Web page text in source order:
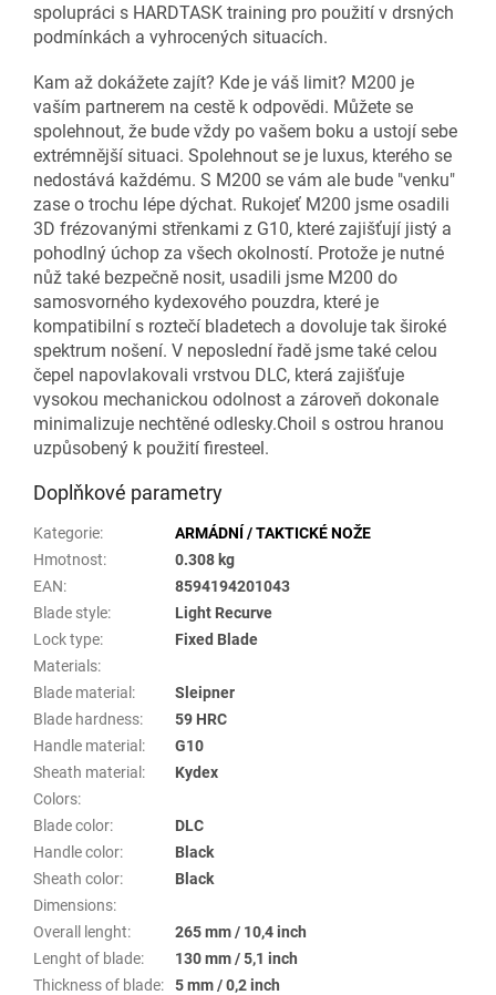
spolupráci s HARDTASK training pro použití v drsných
podmínkách a vyhrocených situacích.
Kam až dokážete zajít? Kde je váš limit? M200 je
vaším partnerem na cestě k odpovědi. Můžete se
spolehnout, že bude vždy po vašem boku a ustojí sebe
extrémnější situaci. Spolehnout se je luxus, kterého se
nedostává každému. S M200 se vám ale bude "venku"
zase o trochu lépe dýchat. Rukojeť M200 jsme osadili
3D frézovanými střenkami z G10, které zajišťují jistý a
pohodlný úchop za všech okolností. Protože je nutné
nůž také bezpečně nosit, usadili jsme M200 do
samosvorného kydexového pouzdra, které je
kompatibilní s roztečí bladetech a dovoluje tak široké
spektrum nošení. V neposlední řadě jsme také celou
čepel napovlakovali vrstvou DLC, která zajišťuje
vysokou mechanickou odolnost a zároveň dokonale
minimalizuje nechtěné odlesky.Choil s ostrou hranou
uzpůsobený k použití firesteel.
Doplňkové parametry
Kategorie:
ARMÁDNÍ / TAKTICKÉ NOŽE
Hmotnost:
0.308 kg
EAN:
8594194201043
Blade style:
Light Recurve
Lock type:
Fixed Blade
Materials:
Blade material :
Sleipner
Blade hardness:
59 HRC
Handle material :
G10
Sheath material :
Kydex
Colors:
Blade color:
DLC
Handle color:
Black
Sheath color:
Black
Dimensions:
Overall lenght:
265 mm / 10,4 inch
Lenght of blade:
130 mm / 5,1 inch
Thickness of blade:
5 mm / 0,2 inch